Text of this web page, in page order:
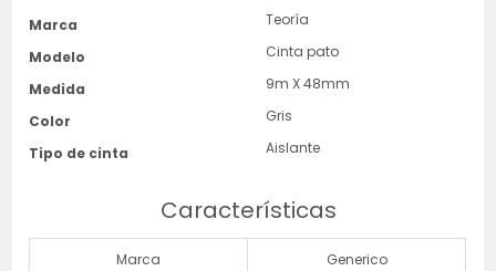
Marca
Teoría
Modelo
Cinta pato
Medida
9m X 48mm
Color
Gris
Tipo de cinta
Aislante
Características
Marca Generico